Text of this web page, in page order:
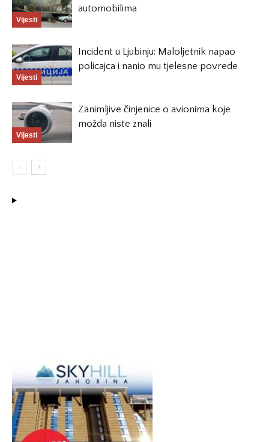
Vijesti
automobilima
Vijesti
Incident u Ljubinju: Maloljetnik napao
policajca i nanio mu tjelesne povrede
Vijesti
Zanimljive činjenice o avionima koje
možda niste znali